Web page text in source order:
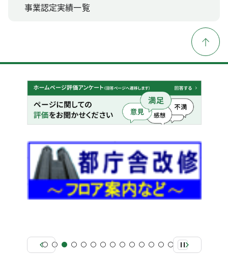
事業認定実績一覧